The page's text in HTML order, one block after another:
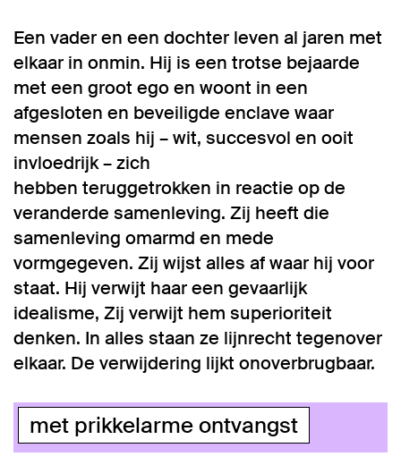
Een vader en een dochter leven al jaren met
elkaar in onmin. Hij is een trotse bejaarde
met een groot ego en woont in een
afgesloten en beveiligde enclave waar
mensen zoals hij – wit, succesvol en ooit
invloedrijk – zich
hebben teruggetrokken in reactie op de
veranderde samenleving. Zij heeft die
samenleving omarmd en mede
vormgegeven. Zij wijst alles af waar hij voor
staat. Hij verwijt haar een gevaarlijk
idealisme, Zij verwijt hem superioriteit
denken. In alles staan ze lijnrecht tegenover
elkaar. De verwijdering lijkt onoverbrugbaar.
met prikkelarme ontvangst